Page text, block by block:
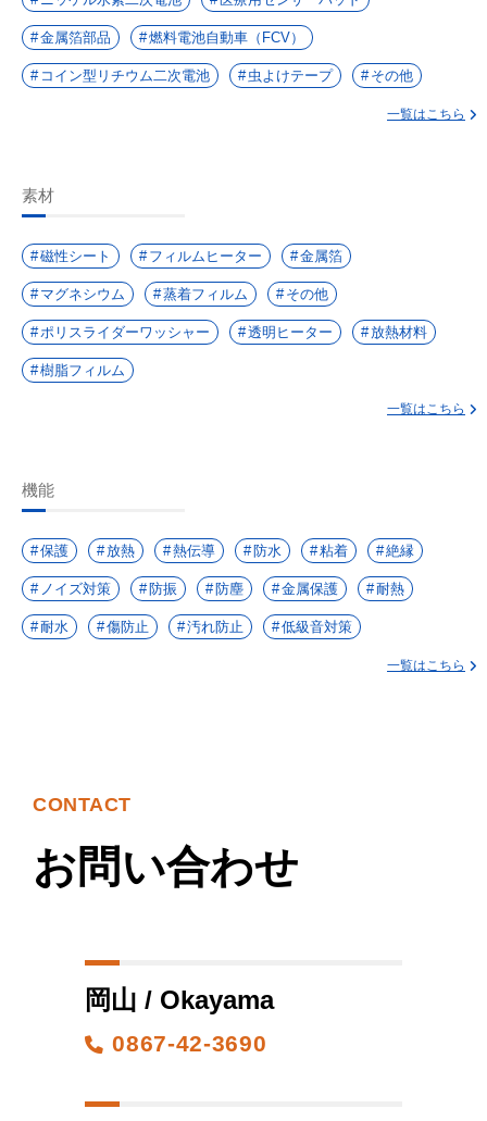
金属箔部品 燃料電池自動車（FCV）
コイン型リチウム二次電池 虫よけテープ その他
一覧はこちら
素材
磁性シート フィルムヒーター 金属箔
マグネシウム 蒸着フィルム その他
ポリスライダーワッシャー 透明ヒーター 放熱材料
樹脂フィルム
一覧はこちら
機能
保護 放熱 熱伝導 防水 粘着 絶縁
ノイズ対策 防振 防塵 金属保護 耐熱
耐水 傷防止 汚れ防止 低級音対策
一覧はこちら
CONTACT
お問い合わせ
岡山 / Okayama
0867-42-3690